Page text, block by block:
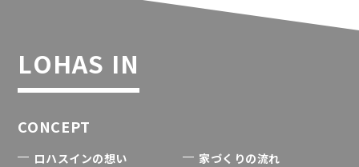
LOHAS IN
CONCEPT
ロハスインの想い
家づくりの流れ